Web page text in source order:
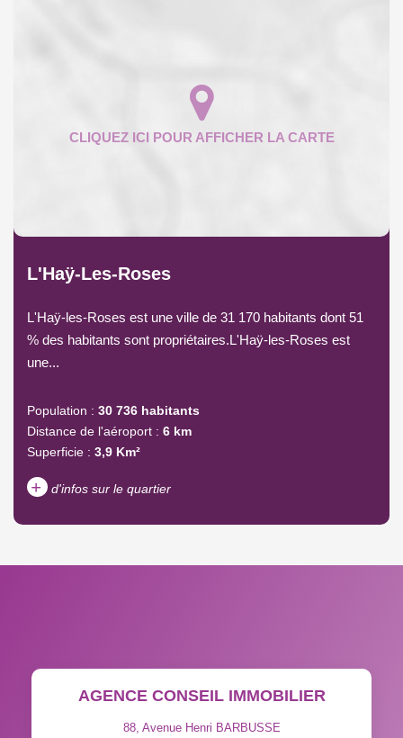
L'Haÿ-Les-Roses
L'Haÿ-les-Roses est une ville de 31 170 habitants dont 51
% des habitants sont propriétaires.L'Haÿ-les-Roses est
une...
Population : 30 736 habitants
Distance de l'aéroport : 6 km
Superficie : 3,9 Km²
+ d'infos sur le quartier
TAXE FONCIÈRE
PART DES MÉNAGES SANS
VOITURE
AGENCE CONSEIL IMMOBILIER
88, Avenue Henri BARBUSSE